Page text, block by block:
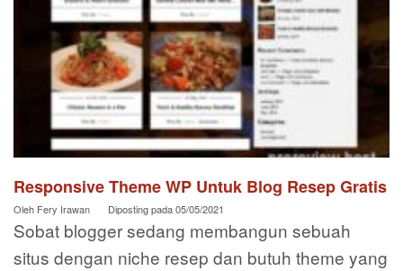
Responsive Theme WP Untuk Blog Resep Gratis
Oleh Fery Irawan Diposting pada05/05/2021
Sobat blogger sedang membangun sebuah
situs dengan niche resep dan butuh theme yang